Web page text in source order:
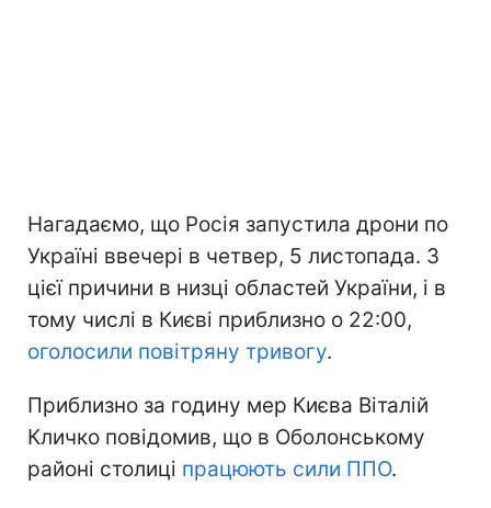
Нагадаємо, що Росія запустила дрони по
Україні ввечері в четвер, 5 листопада. З
цієї причини в низці областей України, і в
тому числі в Києві приблизно о 22:00,
оголосили повітряну тривогу.
Приблизно за годину мер Києва Віталій
Кличко повідомив, що в Оболонському
районі столиці працюють сили ППО.